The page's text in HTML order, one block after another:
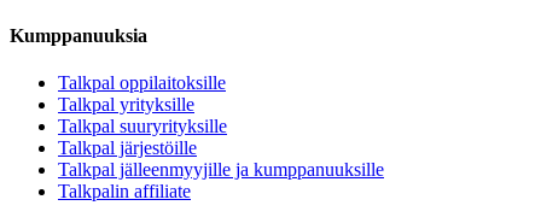
Kumppanuuksia
Talkpal oppilaitoksille
Talkpal yrityksille
Talkpal suuryrityksille
Talkpal järjestöille
Talkpal jälleenmyyjille ja kumppanuuksille
Talkpalin affiliate